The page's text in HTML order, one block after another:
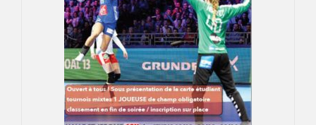
FORMATION
COMMUNICATION
MAG DU SPORT-U
PHOTOTHÈQUE